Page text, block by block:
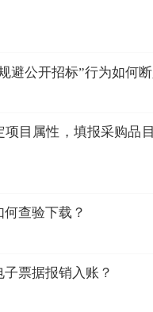
避公开招标”行为如何断
项目属性，填报采购品
查验下载？
票据报销入账？